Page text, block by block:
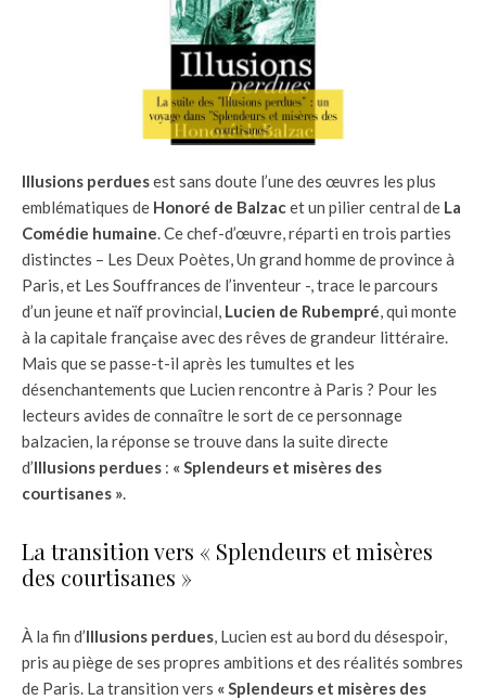
Illusions perduesest sans doute l’une des œuvres les plus
emblématiques de Honoré de Balzacet un pilier central de La
Comédie humaine. Ce chef-d’œuvre, réparti en trois parties
distinctes – Les Deux Poètes, Un grand homme de province à
Paris, et Les Souffrances de l’inventeur -, trace le parcours
d’un jeune et naïf provincial, Lucien de Rubempré, qui monte
à la capitale française avec des rêves de grandeur littéraire.
Mais que se passe-t-il après les tumultes et les
désenchantements que Lucien rencontre à Paris ? Pour les
lecteurs avides de connaître le sort de ce personnage
balzacien, la réponse se trouve dans la suite directe
d’Illusions perdues : « Splendeurs et misères des
courtisanes ».
La transition vers « Splendeurs et misères
des courtisanes »
À la fin d’Illusions perdues, Lucien est au bord du désespoir,
pris au piège de ses propres ambitions et des réalités sombres
de Paris. La transition vers « Splendeurs et misères des